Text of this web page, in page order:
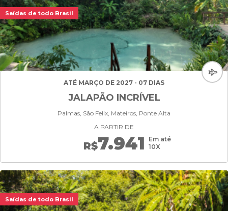
Saídas de todo Brasil
ATÉ MARÇO DE 2027 - 07 DIAS
JALAPÃO INCRÍVEL
Palmas, São Felix, Mateiros, Ponte Alta
A PARTIR DE
R$7.941
Em até
10X
Saídas de todo Brasil